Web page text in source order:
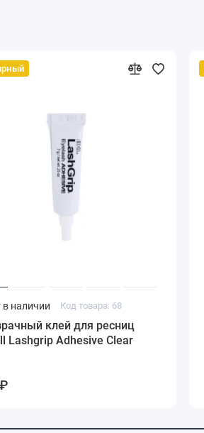
в наличии Код товара: 68
клей для ресниц
Lashgrip Adhesive Clear